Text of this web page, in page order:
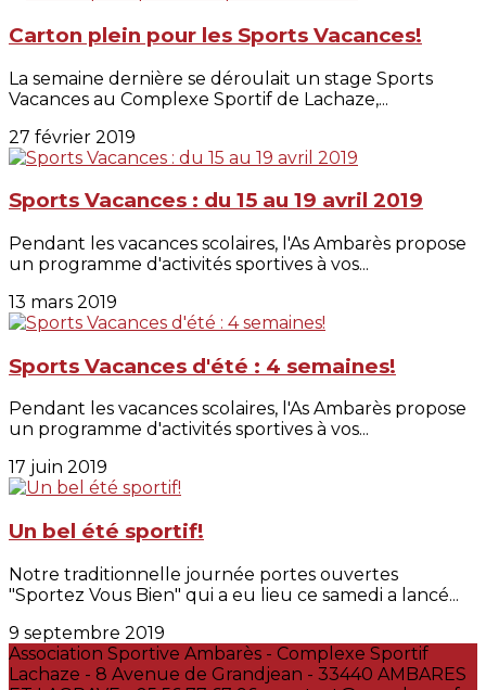
Carton plein pour les Sports Vacances!
La semaine dernière se déroulait un stage Sports
Vacances au Complexe Sportif de Lachaze,...
27 février 2019
Sports Vacances : du 15 au 19 avril 2019
Pendant les vacances scolaires, l'As Ambarès propose
un programme d'activités sportives à vos...
13 mars 2019
Sports Vacances d'été : 4 semaines!
Pendant les vacances scolaires, l'As Ambarès propose
un programme d'activités sportives à vos...
17 juin 2019
Un bel été sportif!
Notre traditionnelle journée portes ouvertes
"Sportez Vous Bien" qui a eu lieu ce samedi a lancé...
9 septembre 2019
Association Sportive Ambarès - Complexe Sportif
Lachaze - 8 Avenue de Grandjean - 33440 AMBARES